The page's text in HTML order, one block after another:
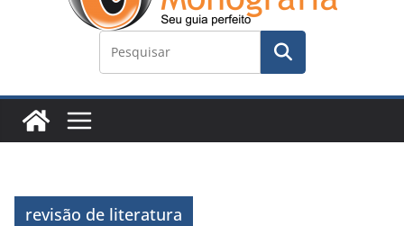
revisão de literatura